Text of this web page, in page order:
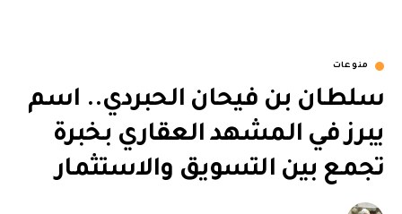
منوعات
سلطان بن فيحان الحبردي.. اسم
يبرز في المشهد العقاري بخبرة
تجمع بين التسويق والاستثمار